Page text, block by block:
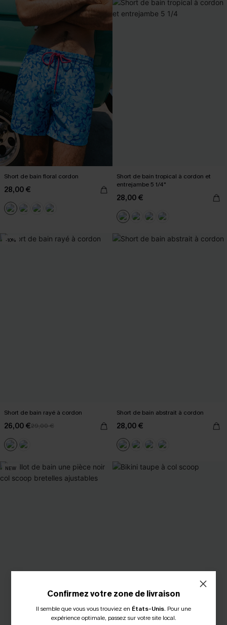
Short de bain floral cordon
28,00 €
Short de bain tropical à cordon et
entrejambe 5 1/4"
28,00 €
-10%
Short de bain rayé à cordon
26,00 €29,00 €
Short de bain abstrait à cordon
28,00 €
NEW
Confirmez votre zone de livraison
Il semble que vous vous trouviez en États-Unis. Pour une
expérience optimale, passez sur votre site local.